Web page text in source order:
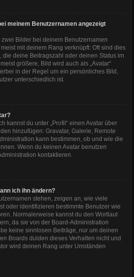
meinem Benutzernamen angezeigt
Bilder bei deinem Benutzernamen
mit deinem Rang verknüpft: Oft sind dies
die deine Beitragszahl oder deinen Status im
größere, Bild wird auch als „Avatar“
in der Regel um ein persönliches Bild,
unterschiedlich ist.
kannst du unter „Profil“ einen Avatar über
hinzufügen: Gravatar, Galerie, Remote
kann bestimmen, ob und wie die
Wenn du keinen Avatar benutzen
kontaktieren.
ich ihn ändern?
stehen, zeigen an, wie viele
oder identifizieren bestimmte Benutzer wie
Normalerweise kannst du den Wortlaut
da sie von der Board-Administration
keine sinnlosen Beiträge, nur um deinen
Boards dulden dieses Verhalten nicht und
wird deinen Rang unter Umständen